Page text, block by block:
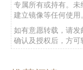
专属所有或持有。
建立镜像等任何使用。
如有意愿转载，请发
确认及授权后，方可